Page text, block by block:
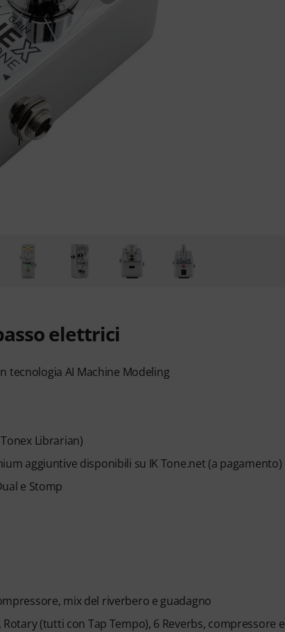
elettrici
tecnologia AI Machine Modeling
Librarian)
aggiuntive disponibili su IK Tone.net (a pagamento)
e Stomp
mix del riverbero e guadagno
(tutti con Tap Tempo), 6 Reverbs, compressore e